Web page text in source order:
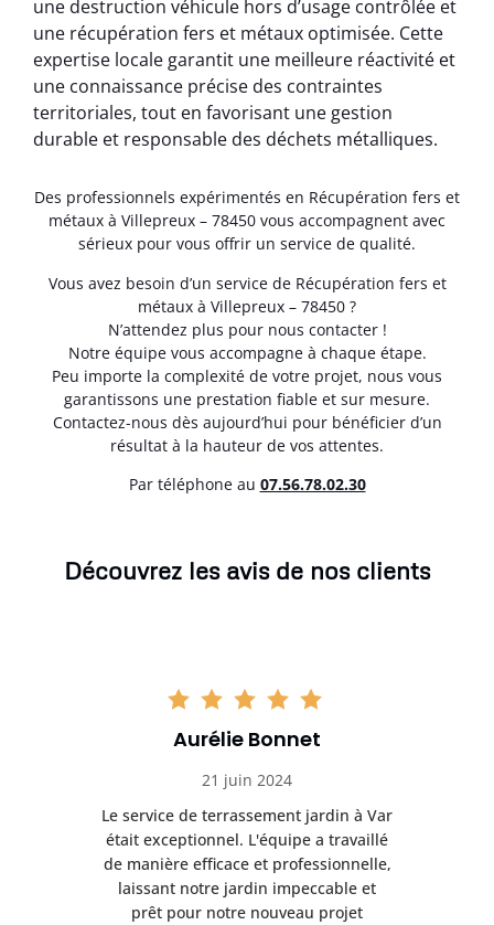
une destruction véhicule hors d’usage contrôlée et
une récupération fers et métaux optimisée. Cette
expertise locale garantit une meilleure réactivité et
une connaissance précise des contraintes
territoriales, tout en favorisant une gestion
durable et responsable des déchets métalliques.
Des professionnels expérimentés en Récupération fers et
métaux à Villepreux – 78450 vous accompagnent avec
sérieux pour vous offrir un service de qualité.
Vous avez besoin d’un service de Récupération fers et
métaux à Villepreux – 78450 ?
N’attendez plus pour nous contacter !
Notre équipe vous accompagne à chaque étape.
Peu importe la complexité de votre projet, nous vous
garantissons une prestation fiable et sur mesure.
Contactez-nous dès aujourd’hui pour bénéficier d’un
résultat à la hauteur de vos attentes.
Par téléphone au 07.56.78.02.30
Découvrez les avis de nos clients
Aurélie Bonnet
21 juin 2024
Le service de terrassement jardin à Var
était exceptionnel. L'équipe a travaillé
de manière efficace et professionnelle,
laissant notre jardin impeccable et
prêt pour notre nouveau projet